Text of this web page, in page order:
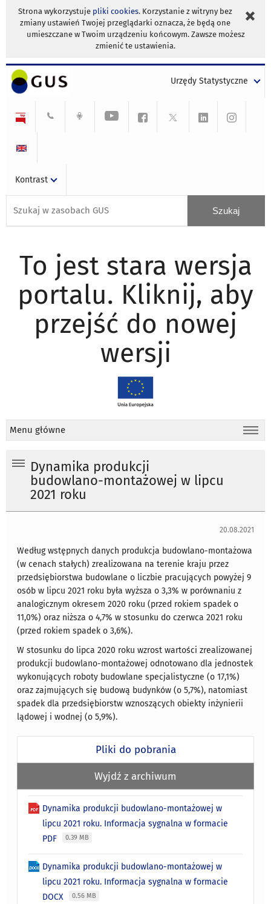
Strona wykorzystuje pliki cookies. Korzystanie z witryny bez
zmiany ustawień Twojej przeglądarki oznacza, że będą one
umieszczane w Twoim urządzeniu końcowym. Zawsze możesz
zmienić te ustawienia.
Urzędy Statystyczne
Kontrast
To jest stara wersja
portalu. Kliknij, aby
przejść do nowej
wersji
Menu główne
Dynamika produkcji
budowlano-montażowej w lipcu
2021 roku
20.08.2021
Według wstępnych danych produkcja budowlano-montażowa
(w cenach stałych) zrealizowana na terenie kraju przez
przedsiębiorstwa budowlane o liczbie pracujących powyżej 9
osób w lipcu 2021 roku była wyższa o 3,3% w porównaniu z
analogicznym okresem 2020 roku (przed rokiem spadek o
11,0%) oraz niższa o 4,7% w stosunku do czerwca 2021 roku
(przed rokiem spadek o 3,6%).
W stosunku do lipca 2020 roku wzrost wartości zrealizowanej
produkcji budowlano-montażowej odnotowano dla jednostek
wykonujących roboty budowlane specjalistyczne (o 17,1%)
oraz zajmujących się budową budynków (o 5,7%), natomiast
spadek dla przedsiębiorstw wznoszących obiekty inżynierii
lądowej i wodnej (o 5,9%).
Pliki do pobrania
Wyjdź z archiwum
Dynamika produkcji budowlano-montażowej w
lipcu 2021 roku. Informacja sygnalna w formacie
PDF
0.39 MB
Dynamika produkcji budowlano-montażowej w
lipcu 2021 roku. Informacja sygnalna w formacie
DOCX
0.56 MB